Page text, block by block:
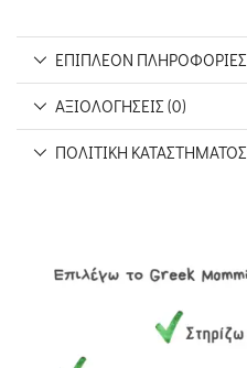
ΕΠΙΠΛΈΟΝ ΠΛΗΡΟΦΟΡΊΕΣ
ΑΞΙΟΛΟΓΉΣΕΙΣ (0)
ΠΟΛΙΤΙΚΉ ΚΑΤΑΣΤΉΜΑΤΟΣ